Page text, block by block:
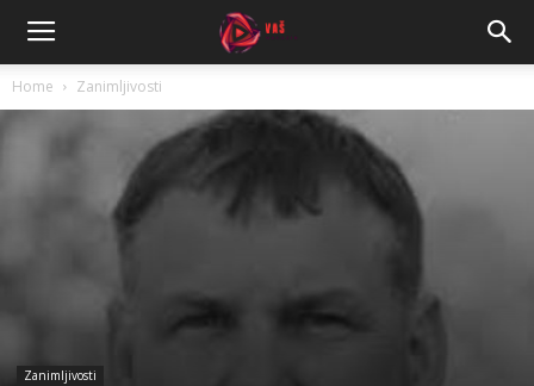
Home Zanimljivosti
Zanimljivosti